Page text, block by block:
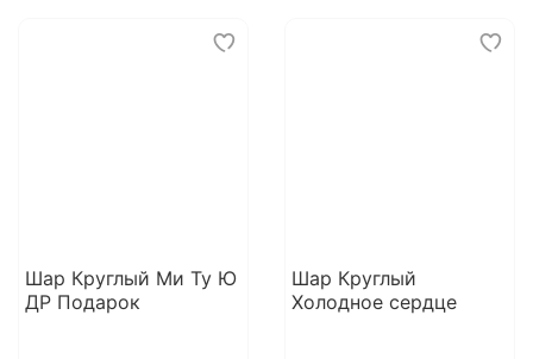
Шар Круглый Ми Ту Ю
ДР Подарок
Шар Круглый
Холодное сердце